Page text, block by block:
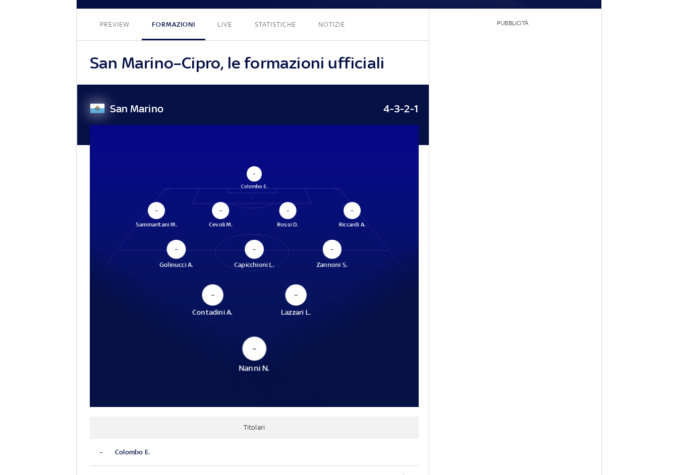
PREVIEW FORMAZIONI LIVE STATISTICHE NOTIZIE
San Marino–Cipro, le formazioni ufficiali
San Marino 4-3-2-1
–
Colombo E.
–
Sammaritani M.
–
Cevoli M.
–
Rossi D.
–
Riccardi A.
–
Golinucci A.
–
Capicchioni L.
–
Zannoni S.
–
Contadini A.
–
Lazzari L.
–
Nanni N.
Titolari
- Colombo E.
PUBBLICITÀ